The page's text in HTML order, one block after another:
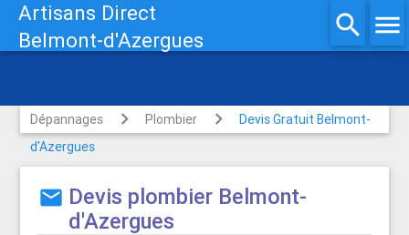
Artisans Direct
Belmont-d'Azergues
search menu
Dépannages Plombier
Devis Gratuit Belmont-
d'Azergues
mail Devis plombier Belmont-
d'Azergues